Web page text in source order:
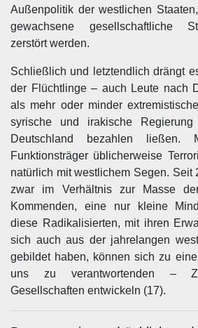
Außenpolitik der westlichen
gewachsene gesellschaftliche
zerstört werden.
Schließlich und letztendlich drängt
der Flüchtlinge – auch Leute nach
als mehr oder minder
syrische und irakische
Deutschland bezahlen ließen.
Funktionsträger üblicherweise
natürlich mit westlichem Segen. Seit
zwar im Verhältnis zur Masse
Kommenden, eine nur kleine
diese Radikalisierten, mit ihren
sich auch aus der jahrelangen
gebildet haben, können sich zu
uns zu verantwortenden –
Gesellschaften entwickeln (17).